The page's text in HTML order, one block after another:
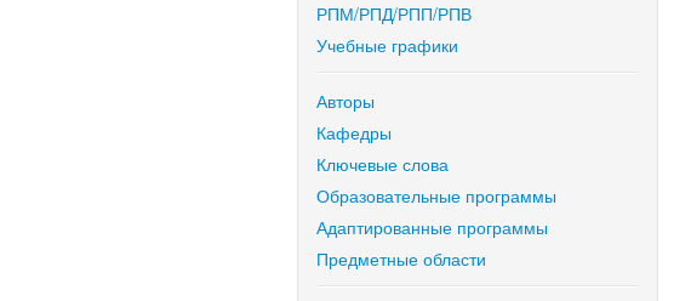
РПМ/РПД/РПП/РПВ
Учебные графики
Авторы
Кафедры
Ключевые слова
Образовательные программы
Адаптированные программы
Предметные области